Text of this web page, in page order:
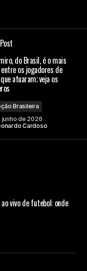
do Brasil, é o mais
os jogadores de
atuaram; veja os
Brasileira
junho de 2026
Cardoso
vivo de futebol: onde